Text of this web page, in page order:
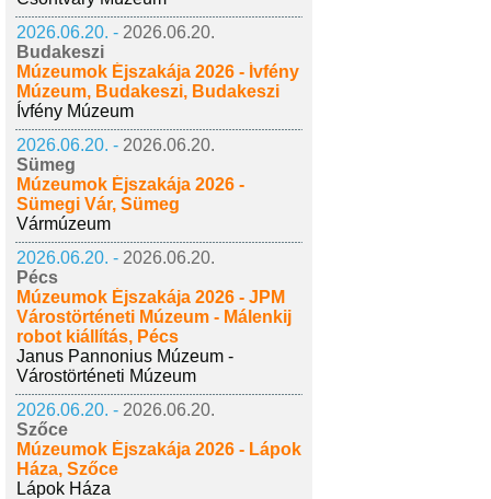
2026.06.20. - 2026.06.20.
Budakeszi
Múzeumok Éjszakája 2026 - Ívfény
Múzeum, Budakeszi, Budakeszi
Ívfény Múzeum
2026.06.20. - 2026.06.20.
Sümeg
Múzeumok Éjszakája 2026 -
Sümegi Vár, Sümeg
Vármúzeum
2026.06.20. - 2026.06.20.
Pécs
Múzeumok Éjszakája 2026 - JPM
Várostörténeti Múzeum - Málenkij
robot kiállítás, Pécs
Janus Pannonius Múzeum -
Várostörténeti Múzeum
2026.06.20. - 2026.06.20.
Szőce
Múzeumok Éjszakája 2026 - Lápok
Háza, Szőce
Lápok Háza